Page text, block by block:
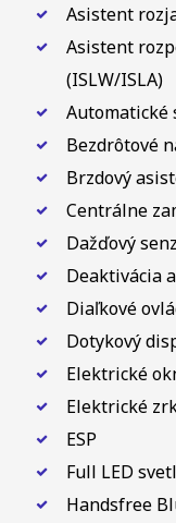
Asistent
Asistent
(ISLW/ISLA)
Automatické
Bezdrôtové
Brzdový
Centrálne
Dažďový
Deaktivácia
Diaľkové
Dotykový
Elektrické
Elektrické
ESP
Full LED
Handsfree